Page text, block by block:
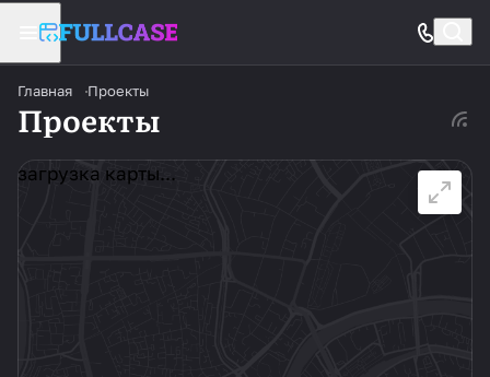
Главная Проекты
Проекты
загрузка карты...